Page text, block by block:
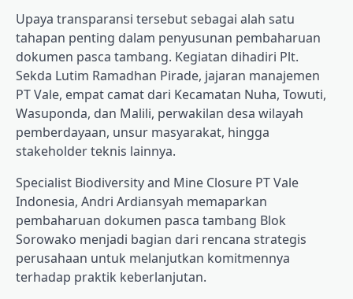
Upaya transparansi tersebut sebagai alah satu
tahapan penting dalam penyusunan pembaharuan
dokumen pasca tambang. Kegiatan dihadiri Plt.
Sekda Lutim Ramadhan Pirade, jajaran manajemen
PT Vale, empat camat dari Kecamatan Nuha, Towuti,
Wasuponda, dan Malili, perwakilan desa wilayah
pemberdayaan, unsur masyarakat, hingga
stakeholder teknis lainnya.
Specialist Biodiversity and Mine Closure PT Vale
Indonesia, Andri Ardiansyah memaparkan
pembaharuan dokumen pasca tambang Blok
Sorowako menjadi bagian dari rencana strategis
perusahaan untuk melanjutkan komitmennya
terhadap praktik keberlanjutan.